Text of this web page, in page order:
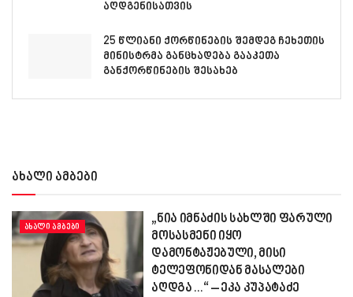
აღდგენისათვის
25 წლიანი ქორწინების შემდეგ ჩეხეთის
მინისტრმა განცხადება გააკეთა
განქორწინების შესახებ
ახალი ამბები
ᲐᲮᲐᲚᲘ ᲐᲛᲑᲔᲑᲘ
„ნია იმნაძის სახლში ფარული
მოსასმენი იყო
დამონტაჟებული, მისი
ტელეფონიდან მასალები
აღდგა…“ – ეკა კუპატაძე